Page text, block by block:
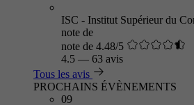
ISC - Institut Supérieur du
note de
note de 4.48/5
4.5 — 63 avis
Tous les avis
PROCHAINS ÉVÈNEMENTS
09